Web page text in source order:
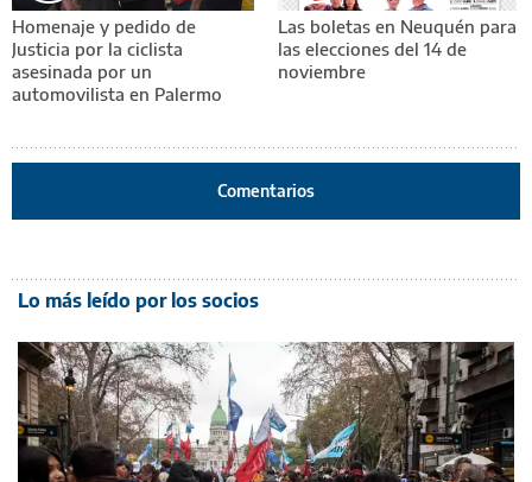
Homenaje y pedido de
Justicia por la ciclista
asesinada por un
automovilista en Palermo
Las boletas en Neuquén para
las elecciones del 14 de
noviembre
Comentarios
Lo más leído por los socios